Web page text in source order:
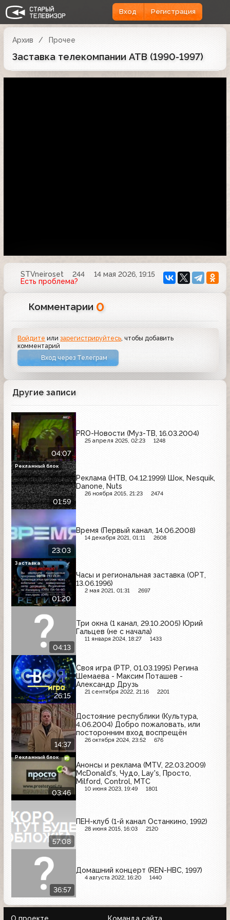
Вход Регистрация
Архив Прочее
Заставка телекомпании АТВ (1990-1997)
STVneiroset 244
14 мая 2026, 19:15
Есть проблема?
Комментарии 0
Войдите илизарегистрируйтесь , чтобы добавить
комментарий
Вход через Телеграм
Другие записи
04:07
PRO-Новости (Муз-ТВ, 16.03.2004)
25 апреля 2025, 02:23 1248
01:59
Реклама (НТВ, 04.12.1999) Шок, Nesquik,
Danone, Nuts
26 ноября 2015, 21:23 2474
Рекламный блок
23:03
Время (Первый канал, 14.06.2008)
14 декабря 2021, 01:11 2608
01:20
Часы и региональная заставка (ОРТ,
13.06.1996)
2 мая 2021, 01:31 2697
Заставка
04:13
Три окна (1 канал, 29.10.2005) Юрий
Гальцев (не с начала)
11 января 2024, 18:27 1433
26:15
Своя игра (РТР, 01.03.1995) Регина
Шемаева - Максим Поташев -
Александр Друзь
21 сентября 2022, 21:16 2201
14:37
Достояние республики (Культура,
4.06.2004) Добро пожаловать, или
посторонним вход воспрещён
26 октября 2024, 23:52 676
03:46
Анонсы и реклама (MTV, 22.03.2009)
McDonald's, Чудо, Lay's, Просто,
Milford, Control, МТС
10 июня 2023, 19:49 1801
Рекламный блок
57:08
ПЕН-клуб (1-й канал Останкино, 1992)
28 июня 2015, 16:03 2120
36:57
Домашний концерт (REN-НВС, 1997)
4 августа 2022, 16:20 1440